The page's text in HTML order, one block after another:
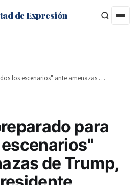
de Expresión
Irán está preparado para "todos los escenarios" ante amenazas de Trump, dice vicepresidente
para
de Trump,